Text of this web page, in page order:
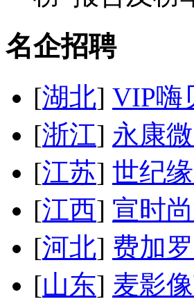
名企招聘
[湖北] VIP嗨
[浙江] 永康
[江苏] 世纪
[江西] 宣时
[河北] 费加罗
[山东] 麦影